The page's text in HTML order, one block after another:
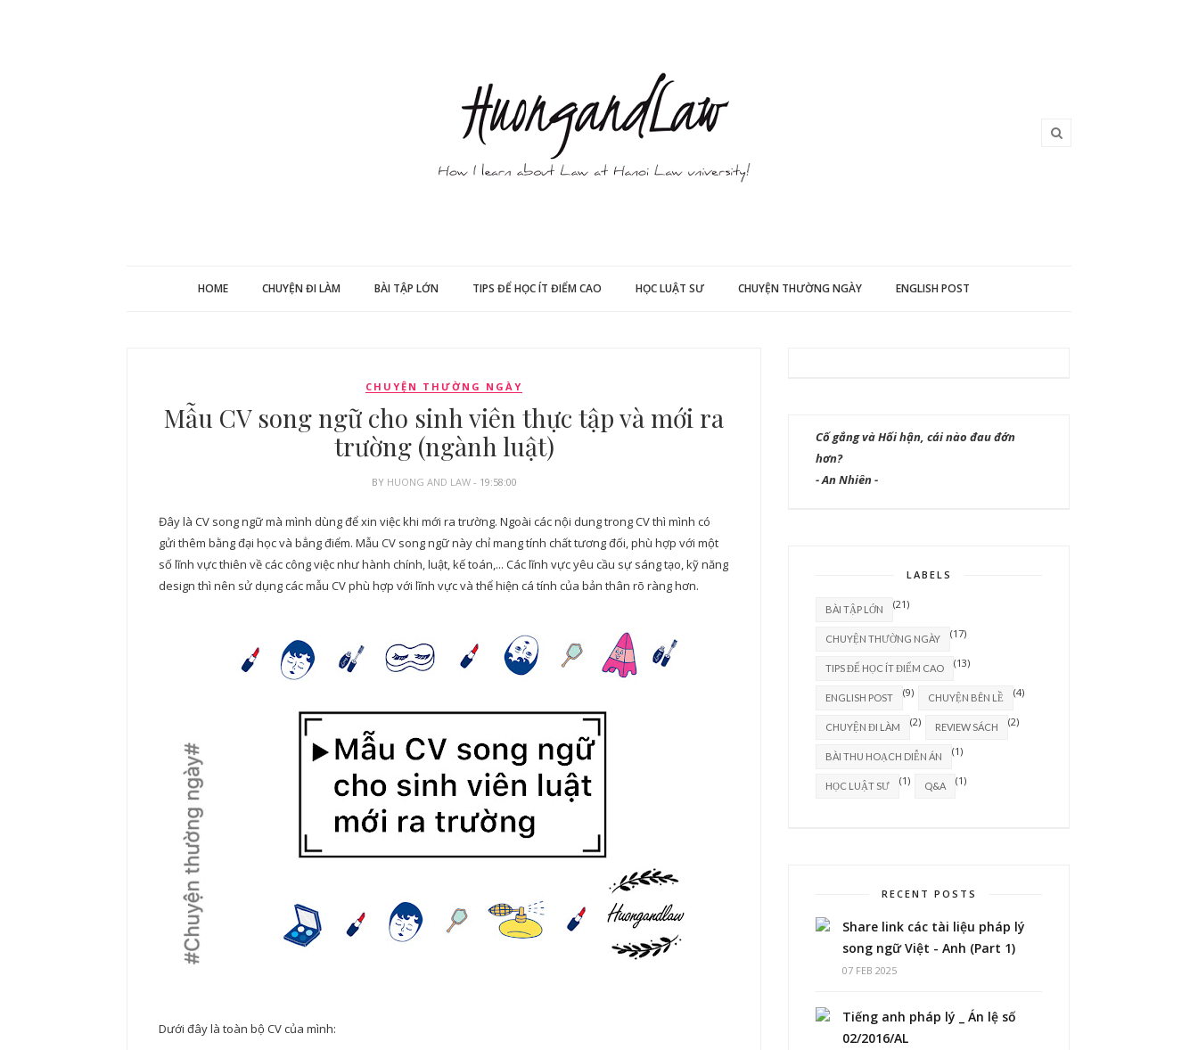
HOME CHUYỆN ĐI LÀM BÀI TẬP LỚN TIPS ĐỂ HỌC ÍT ĐIỂM CAO HỌC LUẬT SƯ CHUYỆN THƯỜNG NGÀY ENGLISH POST
CHUYỆN THƯỜNG NGÀY
Mẫu CV song ngữ cho sinh viên thực tập và mới ra
trường (ngành luật)
BY HUONG AND LAW - 19:58:00
Đây là CV song ngữ mà mình dùng để xin việc khi mới ra trường. Ngoài các nội dung trong CV thì mình có
gửi thêm bằng đại học và bẳng điểm. Mẫu CV song ngữ này chỉ mang tính chất tương đối, phù hợp với một
số lĩnh vực thiên về các công việc như hành chính, luật, kế toán,... Các lĩnh vực yêu cầu sự sáng tạo, kỹ năng
design thì nên sử dụng các mẫu CV phù hợp với lĩnh vực và thể hiện cá tính của bản thân rõ ràng hơn.
Dưới đây là toàn bộ CV của mình:
Cố gắng và Hối hận, cái nào đau đớn
hơn?
- An Nhiên -
LABELS
BÀI TẬP LỚN (21)
CHUYỆN THƯỜNG NGÀY (17)
TIPS ĐỂ HỌC ÍT ĐIỂM CAO (13)
ENGLISH POST (9) CHUYỆN BÊN LỀ (4)
CHUYỆN ĐI LÀM (2) REVIEW SÁCH (2)
BÀI THU HOẠCH DIỄN ÁN (1)
HỌC LUẬT SƯ (1) Q&A (1)
RECENT POSTS
Share link các tài liệu pháp lý
song ngữ Việt - Anh (Part 1)
07 FEB 2025
Tiếng anh pháp lý _ Án lệ số
02/2016/AL